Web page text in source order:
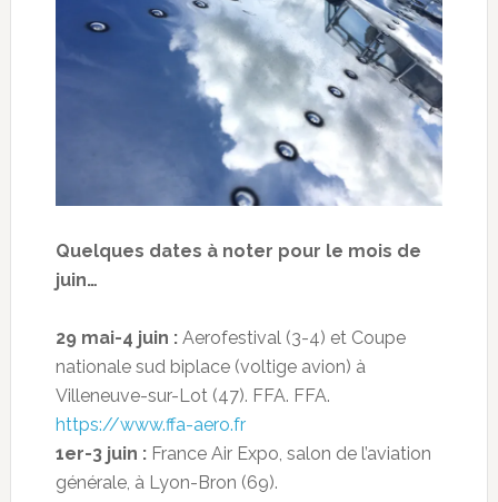
Quelques dates à noter pour le mois de
juin…
29 mai-4 juin :Aerofestival (3-4) et Coupe
nationale sud biplace (voltige avion) à
Villeneuve-sur-Lot (47). FFA. FFA.
https://www.ffa-aero.fr
1er-3 juin :France Air Expo, salon de l’aviation
générale, à Lyon-Bron (69).